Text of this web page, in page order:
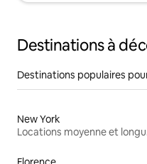
Destinations à
Destinations populaires
New York